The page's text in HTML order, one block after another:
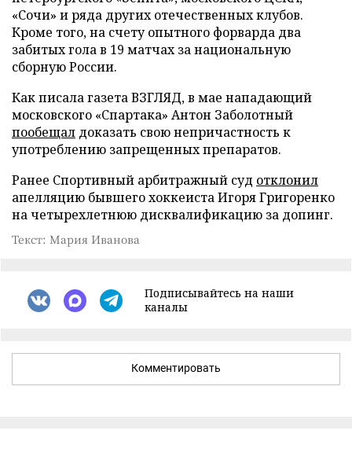
«Сочи» и ряда других отечественных клубов.
Кроме того, на счету опытного форварда два
забитых гола в 19 матчах за национальную
сборную России.
Как писала газета ВЗГЛЯД, в мае нападающий
московского «Спартака» Антон Заболотный
пообещал доказать свою непричастность к
употреблению запрещенных препаратов.
Ранее Спортивный арбитражный суд отклонил
апелляцию бывшего хоккеиста Игоря Григоренко
на четырехлетнюю дисквалификацию за допинг.
Текст: Мария Иванова
Подписывайтесь на наши
каналы
Комментировать